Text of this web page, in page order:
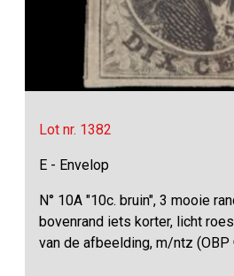
Lot nr. 1382
E - Envelop
N° 10A "10c. bruin", 3 mooie
bovenrand iets korter, licht
van de afbeelding, m/ntz (OBP